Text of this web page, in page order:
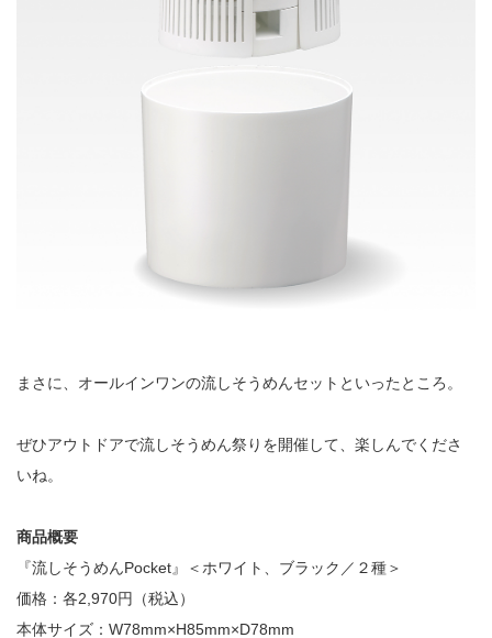
まさに、オールインワンの流しそうめんセットといったところ。
ぜひアウトドアで流しそうめん祭りを開催して、楽しんでくださ
いね。
商品概要
『流しそうめんPocket』＜ホワイト、ブラック／２種＞
価格：各2,970円（税込）
本体サイズ：W78mm×H85mm×D78mm